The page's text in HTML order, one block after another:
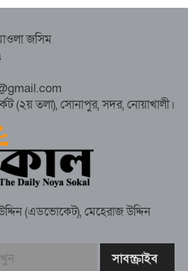
ইসলামী মহাসমাবেশের প্রস্তুতি
অংশ নেবেন লক্ষাধিক মানুষ
ইসলামী ছাত্রশিবিরের ‘অদম্য
মিছিল
মায়ের অভিযোগে সাবেক ভাইস
গ্রেপ্তার
মিলাদ ও দোয়া
জসিম
(২য় তলা), সোনাপুর, সদর, নোয়াখালী।
(এডভোকেট), মেহেরাজ উদ্দিন